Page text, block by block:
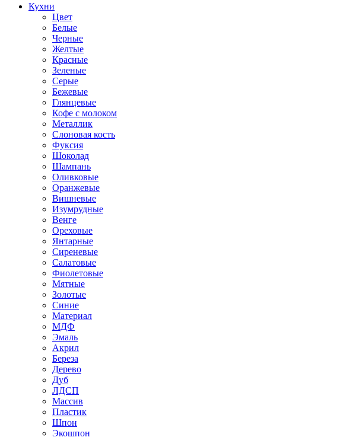
Кухни
Цвет
Белые
Черные
Желтые
Красные
Зеленые
Серые
Бежевые
Глянцевые
Кофе с молоком
Металлик
Слоновая кость
Фуксия
Шоколад
Шампань
Оливковые
Оранжевые
Вишневые
Изумрудные
Венге
Ореховые
Янтарные
Сиреневые
Салатовые
Фиолетовые
Мятные
Золотые
Синие
Материал
МДФ
Эмаль
Акрил
Береза
Дерево
Дуб
ЛДСП
Массив
Пластик
Шпон
Экошпон